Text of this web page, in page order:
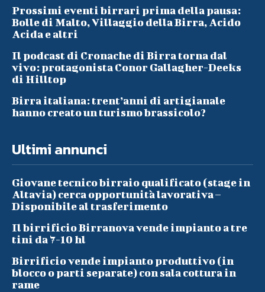
Prossimi eventi birrari prima della pausa:
Bolle di Malto, Villaggio della Birra, Acido
Acida e altri
Il podcast di Cronache di Birra torna dal
vivo: protagonista Conor Gallagher-Deeks
di Hilltop
Birra italiana: trent’anni di artigianale
hanno creato un turismo brassicolo?
Ultimi annunci
Giovane tecnico birraio qualificato (stage in
Altavia) cerca opportunità lavorativa –
Disponibile al trasferimento
Il birrificio Birranova vende impianto a tre
tini da 7-10 hl
Birrificio vende impianto produttivo (in
blocco o parti separate) con sala cottura in
rame